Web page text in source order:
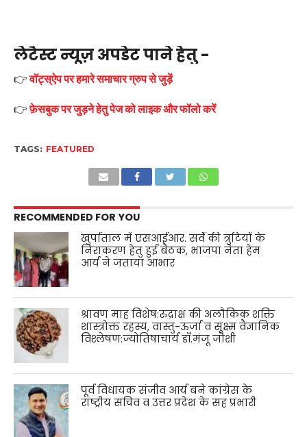
लेटैस्ट न्यूज़ अपडेट पाने हेतु -
👉वॉट्स्ऐप पर हमारे समाचार ग्रुप से जुड़ें
👉फ़ेसबुक पर जुड़ने हेतु पेज को लाइक और फॉलो करें
TAGS: FEATURED
RECOMMENDED FOR YOU
खुर्पाताल में एसआईआर. सर्वे की त्रुटियों के
निराकरण हेतु हुई बैठक, भाजपा नेता हेम
आर्य ने जताया आभार
श्रावण माह विशेष:रुद्राक्ष की अलौकिक शक्ति
शास्त्रोक्त रहस्य, वास्तु-ऊर्जा व सूक्ष्म वैज्ञानिक
विश्लेषण:ज्योतिषाचार्य डॉ.मंजू जोशी
पूर्व विधायक संजीव आर्य बने कांग्रेस के
राष्ट्रीय सचिव व उत्तर प्रदेश के सह प्रभारी